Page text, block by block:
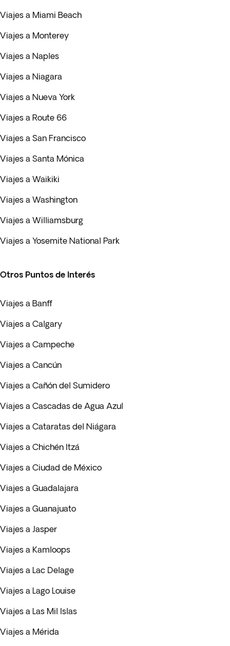
Viajes a Miami Beach
Viajes a Monterey
Viajes a Naples
Viajes a Niagara
Viajes a Nueva York
Viajes a Route 66
Viajes a San Francisco
Viajes a Santa Mónica
Viajes a Waikiki
Viajes a Washington
Viajes a Williamsburg
Viajes a Yosemite National Park
Otros Puntos de Interés
Viajes a Banff
Viajes a Calgary
Viajes a Campeche
Viajes a Cancún
Viajes a Cañón del Sumidero
Viajes a Cascadas de Agua Azul
Viajes a Cataratas del Niágara
Viajes a Chichén Itzá
Viajes a Ciudad de México
Viajes a Guadalajara
Viajes a Guanajuato
Viajes a Jasper
Viajes a Kamloops
Viajes a Lac Delage
Viajes a Lago Louise
Viajes a Las Mil Islas
Viajes a Mérida